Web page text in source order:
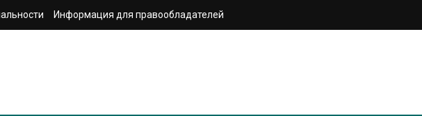
Информация для правообладателей